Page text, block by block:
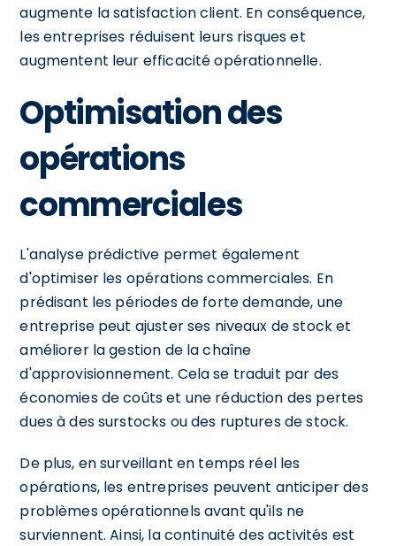
augmente la satisfaction client. En conséquence,
les entreprises réduisent leurs risques et
augmentent leur efficacité opérationnelle.
Optimisation des
opérations
commerciales
L'analyse prédictive permet également
d'optimiser les opérations commerciales. En
prédisant les périodes de forte demande, une
entreprise peut ajuster ses niveaux de stock et
améliorer la gestion de la chaîne
d'approvisionnement. Cela se traduit par des
économies de coûts et une réduction des pertes
dues à des surstocks ou des ruptures de stock.
De plus, en surveillant en temps réel les
opérations, les entreprises peuvent anticiper des
problèmes opérationnels avant qu'ils ne
surviennent. Ainsi, la continuité des activités est